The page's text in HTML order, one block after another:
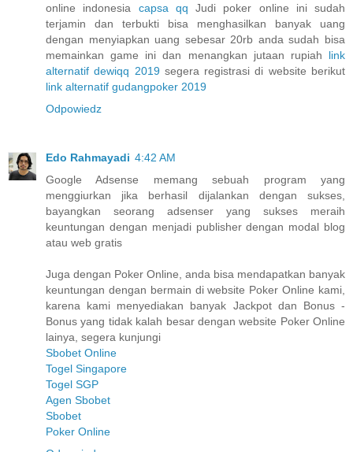
online indonesia capsa qq Judi poker online ini sudah
terjamin dan terbukti bisa menghasilkan banyak uang
dengan menyiapkan uang sebesar 20rb anda sudah bisa
memainkan game ini dan menangkan jutaan rupiah link
alternatif dewiqq 2019segera registrasi di website berikut
link alternatif gudangpoker 2019
Odpowiedz
Edo Rahmayadi 4:42 AM
Google Adsense memang sebuah program yang
menggiurkan jika berhasil dijalankan dengan sukses,
bayangkan seorang adsenser yang sukses meraih
keuntungan dengan menjadi publisher dengan modal blog
atau web gratis
Juga dengan Poker Online, anda bisa mendapatkan banyak
keuntungan dengan bermain di website Poker Online kami,
karena kami menyediakan banyak Jackpot dan Bonus -
Bonus yang tidak kalah besar dengan website Poker Online
lainya, segera kunjungi
Sbobet Online
Togel Singapore
Togel SGP
Agen Sbobet
Sbobet
Poker Online